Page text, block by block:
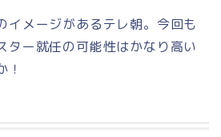
イメージがあるテレ朝。今回も
ター就任の可能性はかなり高い
！